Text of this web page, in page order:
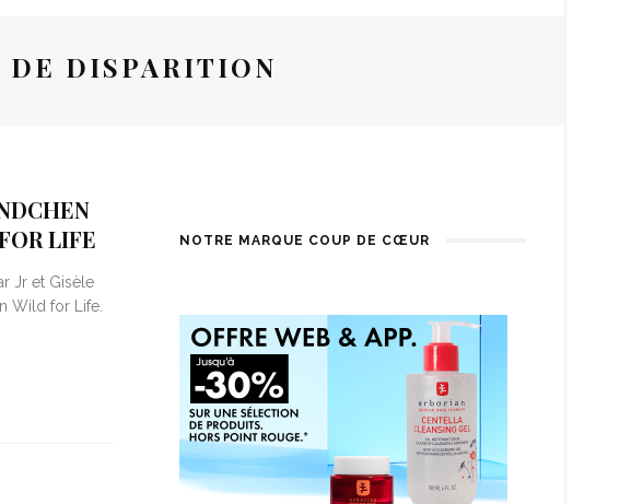
DE DISPARITION
LIFE
Jr et Gisèle
Wild for Life.
NOTRE MARQUE COUP DE CŒUR